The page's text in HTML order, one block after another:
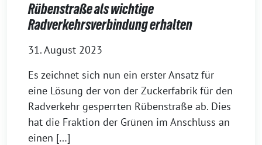
Rübenstraße als wichtige
Radverkehrsverbindung erhalten
31. August 2023
Es zeichnet sich nun ein erster Ansatz für
eine Lösung der von der Zuckerfabrik für den
Radverkehr gesperrten Rübenstraße ab. Dies
hat die Fraktion der Grünen im Anschluss an
einen […]